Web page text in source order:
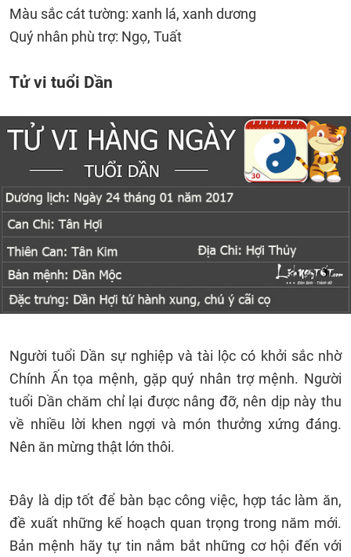
Màu sắc cát tường: xanh lá, xanh dương
Quý nhân phù trợ: Ngọ, Tuất
Tử vi tuổi Dần
Người tuổi Dần sự nghiệp và tài lộc có khởi sắc nhờ
Chính Ấn tọa mệnh, gặp quý nhân trợ mệnh. Người
tuổi Dần chăm chỉ lại được nâng đỡ, nên dịp này thu
về nhiều lời khen ngợi và món thưởng xứng đáng.
Nên ăn mừng thật lớn thôi.
Đây là dịp tốt để bàn bạc công việc, hợp tác làm ăn,
đề xuất những kế hoạch quan trọng trong năm mới.
Bản mệnh hãy tự tin nắm bắt những cơ hội đến với